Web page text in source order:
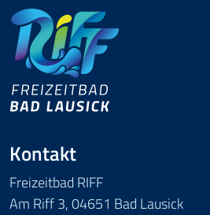
Kontakt
Freizeitbad RIFF
Am Riff 3, 04651 Bad Lausick